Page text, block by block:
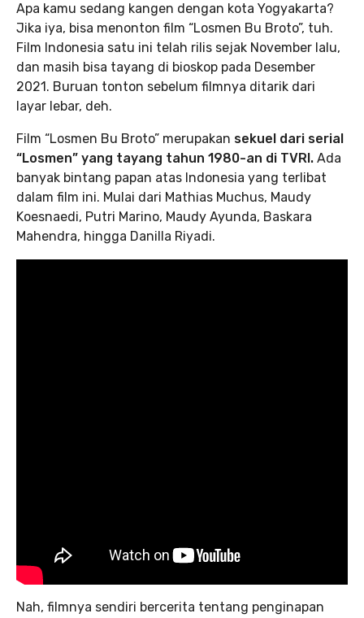
Apa kamu sedang kangen dengan kota Yogyakarta?
Jika iya, bisa menonton film “Losmen Bu Broto”, tuh.
Film Indonesia satu ini telah rilis sejak November lalu,
dan masih bisa tayang di bioskop pada Desember
2021. Buruan tonton sebelum filmnya ditarik dari
layar lebar, deh.
Film “Losmen Bu Broto” merupakan sekuel dari serial
“Losmen” yang tayang tahun 1980-an di TVRI. Ada
banyak bintang papan atas Indonesia yang terlibat
dalam film ini. Mulai dari Mathias Muchus, Maudy
Koesnaedi, Putri Marino, Maudy Ayunda, Baskara
Mahendra, hingga Danilla Riyadi.
Nah, filmnya sendiri bercerita tentang penginapan